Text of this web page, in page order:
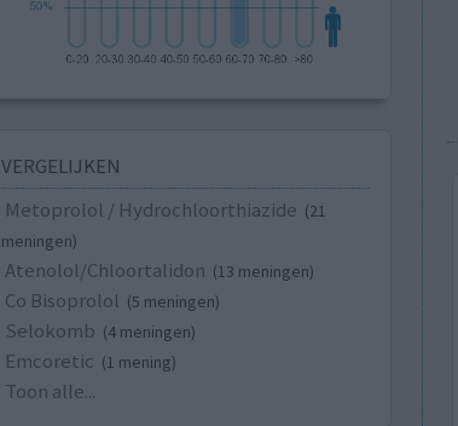
VERGELIJKEN
Metoprolol / Hydrochloorthiazide (21
meningen)
Atenolol/Chloortalidon (13 meningen)
Co Bisoprolol (5 meningen)
Selokomb (4 meningen)
Emcoretic (1 mening)
Toon alle...